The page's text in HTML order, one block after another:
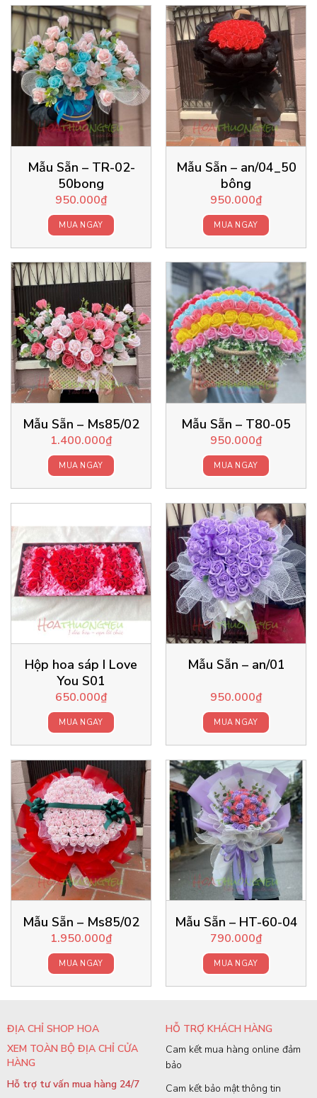
Mẫu Sẵn – TR-02-
50bong
950.000₫
MUA NGAY
Mẫu Sẵn – an/04_50
bông
950.000₫
MUA NGAY
Mẫu Sẵn – Ms85/02
1.400.000₫
MUA NGAY
Mẫu Sẵn – T80-05
950.000₫
MUA NGAY
Hộp hoa sáp I Love
You S01
650.000₫
MUA NGAY
Mẫu Sẵn – an/01
950.000₫
MUA NGAY
Mẫu Sẵn – Ms85/02
1.950.000₫
MUA NGAY
Mẫu Sẵn – HT-60-04
790.000₫
MUA NGAY
ĐỊA CHỈ SHOP HOA
XEM TOÀN BỘ ĐỊA CHỈ CỬA
HÀNG
Hỗ trợ tư vấn mua hàng 24/7
HỖ TRỢ KHÁCH HÀNG
Cam kết mua hàng online đảm
bảo
Cam kết bảo mật thông tin